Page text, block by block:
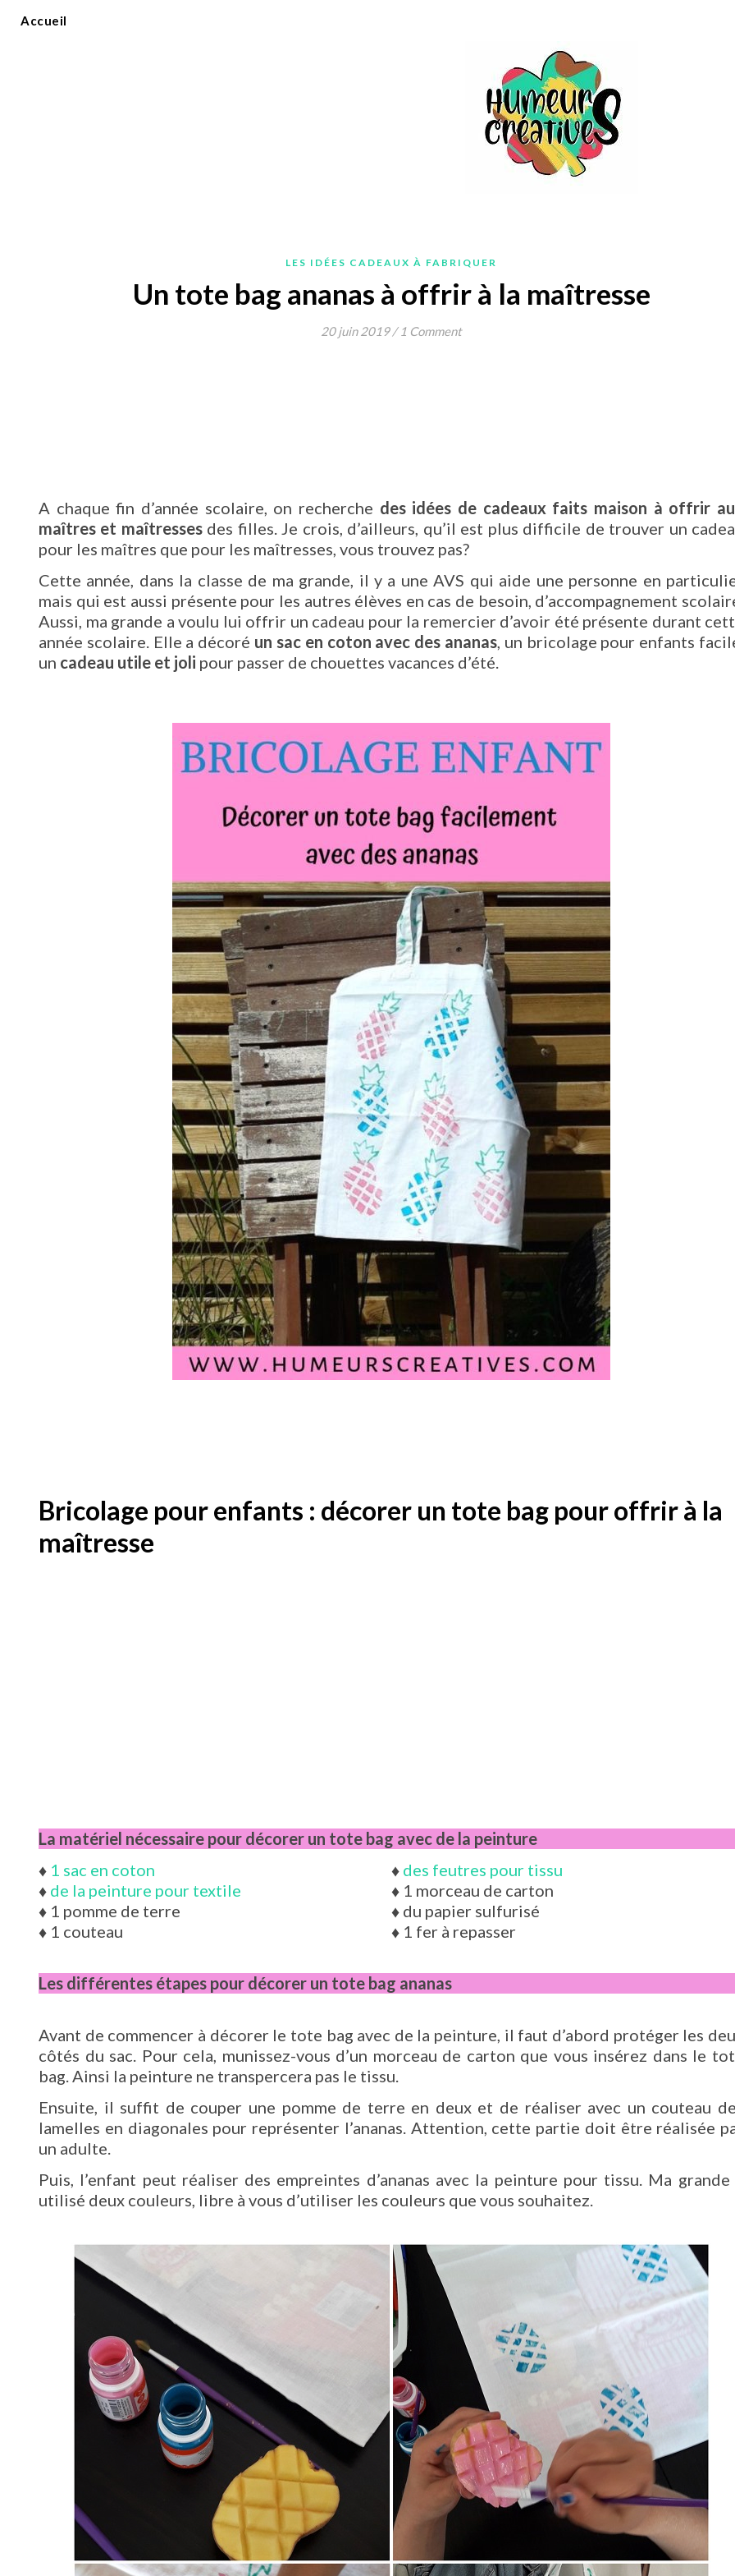
Accueil
LES IDÉES CADEAUX À FABRIQUER
Un tote bag ananas à offrir à la maîtresse
20 juin 2019 / 1 Comment
A chaque fin d’année scolaire, on recherche des idées de cadeaux faits maison à offrir
maîtres et maîtresses des filles. Je crois, d’ailleurs, qu’il est plus difficile de trouver un
pour les maîtres que pour les maîtresses, vous trouvez pas?
Cette année, dans la classe de ma grande, il y a une AVS qui aide une personne en
mais qui est aussi présente pour les autres élèves en cas de besoin, d’accompagnement
Aussi, ma grande a voulu lui offrir un cadeau pour la remercier d’avoir été présente durant
année scolaire. Elle a décoré un sac en coton avec des ananas, un bricolage pour enfants
un cadeau utile et joli pour passer de chouettes vacances d’été.
Bricolage pour enfants : décorer un tote bag pour offrir à la
maîtresse
La matériel nécessaire pour décorer un tote bag avec de la peinture
♦ 1 sac en coton
♦ de la peinture pour textile
♦ 1 pomme de terre
♦ 1 couteau
♦ des feutres pour tissu
♦ 1 morceau de carton
♦ du papier sulfurisé
♦ 1 fer à repasser
Les différentes étapes pour décorer un tote bag ananas
Avant de commencer à décorer le tote bag avec de la peinture, il faut d’abord protéger les
côtés du sac. Pour cela, munissez-vous d’un morceau de carton que vous insérez dans le
bag. Ainsi la peinture ne transpercera pas le tissu.
Ensuite, il suffit de couper une pomme de terre en deux et de réaliser avec un couteau
lamelles en diagonales pour représenter l’ananas. Attention, cette partie doit être réalisée
un adulte.
Puis, l’enfant peut réaliser des empreintes d’ananas avec la peinture pour tissu. Ma grande
utilisé deux couleurs, libre à vous d’utiliser les couleurs que vous souhaitez.